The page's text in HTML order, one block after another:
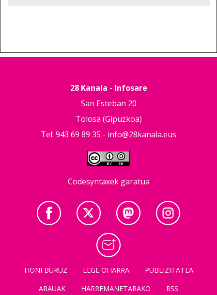
28 Kanala - Infosare
San Esteban 20
Tolosa (Gipuzkoa)
Tel: 943 69 89 35 - info@28kanala.eus
Codesyntaxek garatua
HONI BURUZ LEGE OHARRA
PUBLIZITATEA
ARAUAK
HARREMANETARAKO RSS